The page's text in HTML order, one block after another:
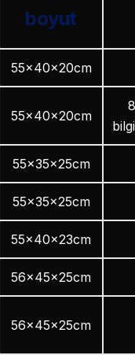
boyut
55x40x20cm
55x40x20cm
55x35x25cm
55x35x25cm
55x40x23cm
56x45x25cm
56x45x25cm